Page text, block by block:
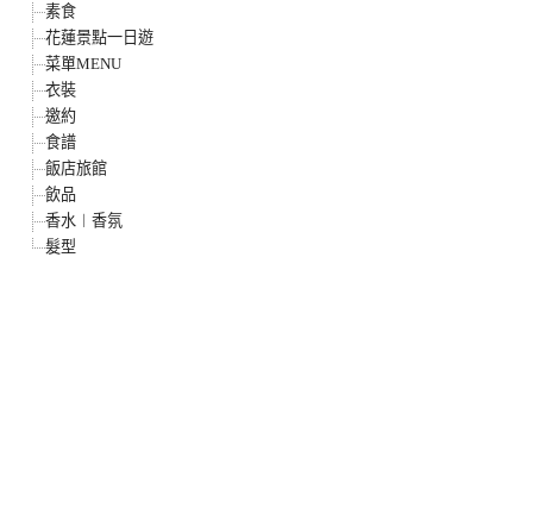
素食
花蓮景點一日遊
菜單MENU
衣裝
邀約
食譜
飯店旅館
飲品
香水︱香氛
髮型